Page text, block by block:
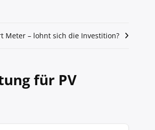
Meter – lohnt sich die Investition?
für PV